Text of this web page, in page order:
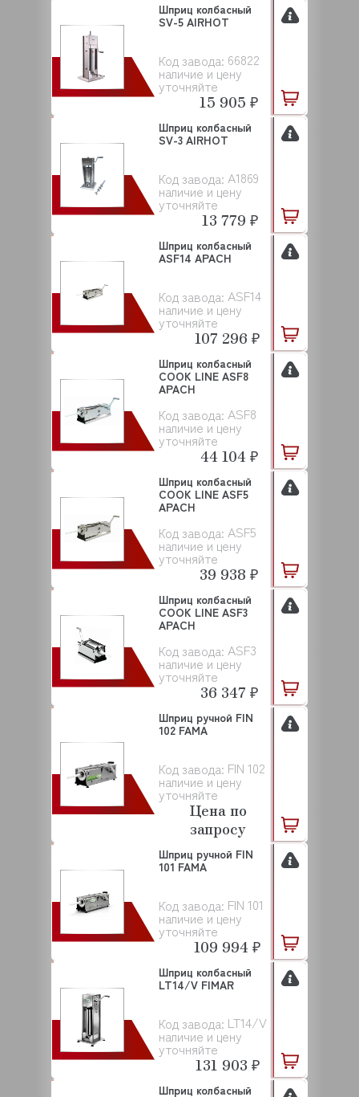
Код завода: 66822
наличие и цену
уточняйте
Шприц колбасный
SV-5 AIRHOT
15 905 ₽
Код завода: A1869
наличие и цену
уточняйте
Шприц колбасный
SV-3 AIRHOT
13 779 ₽
Код завода: ASF14
наличие и цену
уточняйте
Шприц колбасный
ASF14 APACH
107 296 ₽
Код завода: ASF8
наличие и цену
уточняйте
Шприц колбасный
COOK LINE ASF8
APACH
44 104 ₽
Код завода: ASF5
наличие и цену
уточняйте
Шприц колбасный
COOK LINE ASF5
APACH
39 938 ₽
Код завода: ASF3
наличие и цену
уточняйте
Шприц колбасный
COOK LINE ASF3
APACH
36 347 ₽
Код завода: FIN 102
наличие и цену
уточняйте
Шприц ручной FIN
102 FAMA
Цена по
запросу
Код завода: FIN 101
наличие и цену
уточняйте
Шприц ручной FIN
101 FAMA
109 994 ₽
Код завода: LT14/V
наличие и цену
уточняйте
Шприц колбасный
LT14/V FIMAR
131 903 ₽
Шприц колбасный